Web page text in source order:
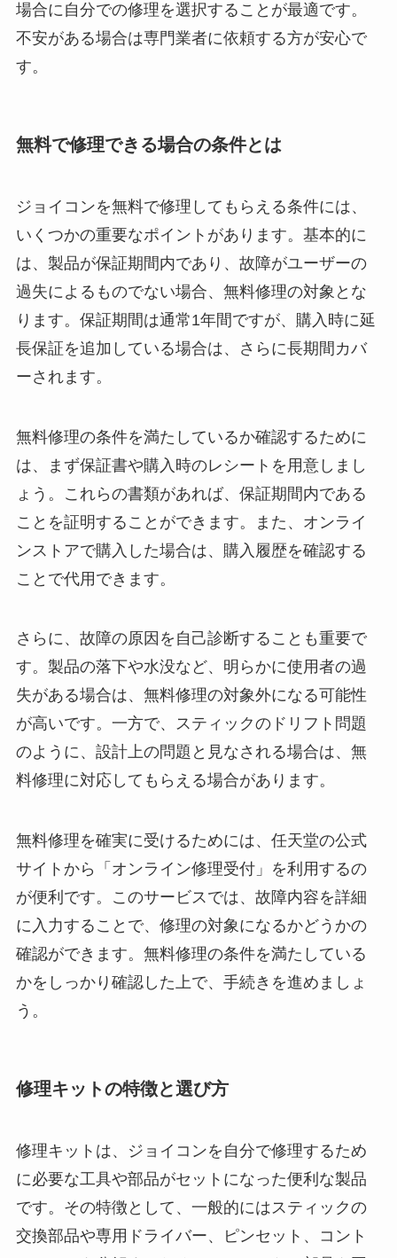
場合に自分での修理を選択することが最適です。
不安がある場合は専門業者に依頼する方が安心で
す。
無料で修理できる場合の条件とは
ジョイコンを無料で修理してもらえる条件には、
いくつかの重要なポイントがあります。基本的に
は、製品が保証期間内であり、故障がユーザーの
過失によるものでない場合、無料修理の対象とな
ります。保証期間は通常1年間ですが、購入時に延
長保証を追加している場合は、さらに長期間カバ
ーされます。
無料修理の条件を満たしているか確認するために
は、まず保証書や購入時のレシートを用意しまし
ょう。これらの書類があれば、保証期間内である
ことを証明することができます。また、オンライ
ンストアで購入した場合は、購入履歴を確認する
ことで代用できます。
さらに、故障の原因を自己診断することも重要で
す。製品の落下や水没など、明らかに使用者の過
失がある場合は、無料修理の対象外になる可能性
が高いです。一方で、スティックのドリフト問題
のように、設計上の問題と見なされる場合は、無
料修理に対応してもらえる場合があります。
無料修理を確実に受けるためには、任天堂の公式
サイトから「オンライン修理受付」を利用するの
が便利です。このサービスでは、故障内容を詳細
に入力することで、修理の対象になるかどうかの
確認ができます。無料修理の条件を満たしている
かをしっかり確認した上で、手続きを進めましょ
う。
修理キットの特徴と選び方
修理キットは、ジョイコンを自分で修理するため
に必要な工具や部品がセットになった便利な製品
です。その特徴として、一般的にはスティックの
交換部品や専用ドライバー、ピンセット、コント